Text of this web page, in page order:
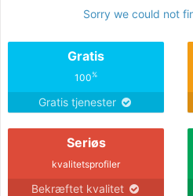
Sorry we could not
Gratis
100%
Gratis tjenester
Seriøs
kvalitetsprofiler
Bekræftet kvalitet